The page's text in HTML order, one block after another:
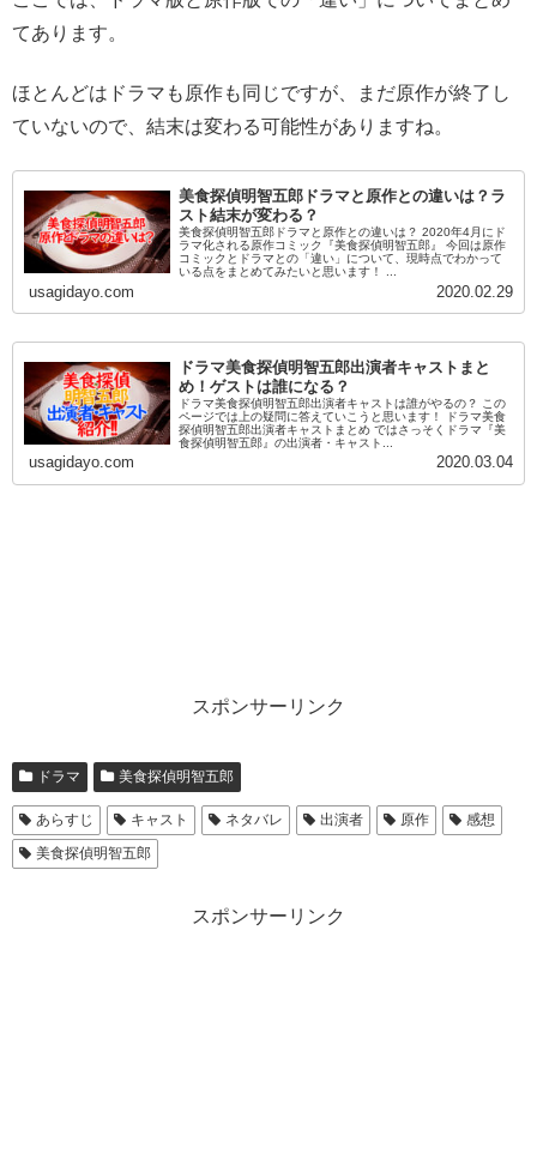
てあります。
ほとんどはドラマも原作も同じですが、まだ原作が終了し
ていないので、結末は変わる可能性がありますね。
美食探偵明智五郎ドラマと原作との違いは？ラ
スト結末が変わる？
美食探偵明智五郎ドラマと原作との違いは？ 2020年4月にド
ラマ化される原作コミック『美食探偵明智五郎』 今回は原作
コミックとドラマとの「違い」について、現時点でわかって
いる点をまとめてみたいと思います！ ...
usagidayo.com 2020.02.29
ドラマ美食探偵明智五郎出演者キャストまと
め！ゲストは誰になる？
ドラマ美食探偵明智五郎出演者キャストは誰がやるの？ この
ページでは上の疑問に答えていこうと思います！ ドラマ美食
探偵明智五郎出演者キャストまとめ ではさっそくドラマ『美
食探偵明智五郎』の出演者・キャスト...
usagidayo.com 2020.03.04
スポンサーリンク
ドラマ 美食探偵明智五郎
あらすじ キャスト ネタバレ 出演者 原作
感想
美食探偵明智五郎
スポンサーリンク